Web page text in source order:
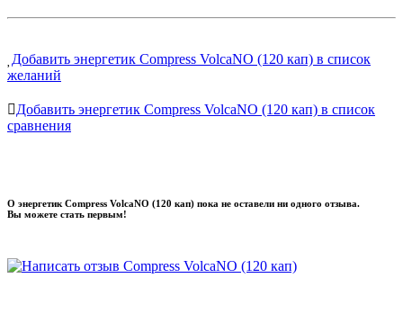
Добавить энергетик Compress VolcaNO (120 кап) в список
желаний
Добавить энергетик Compress VolcaNO (120 кап) в список
сравнения
О энергетик Compress VolcaNO (120 кап) пока не оставели ни одного отзыва.
Вы можете стать первым!